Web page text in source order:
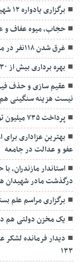
برگزاری یادواره ۱۲ شهید ستاد نماز جمعه و دو امام جمعه فقید شهرستان ساری
حجاب، میوه عفاف
غرق شدن ۱۱۸نفر در مازندران/ توصيه هايی برای پيشگيری از غرق شدن
بهره برداری بیش از ۱۳۰ طرح ویژه مددجویان بهزیستی در مازندران
عقیم سازی و حذف
نیست هزینه سنگینی
پرداخت ۷۳۵ میلیون تومان تسهیلات اشتغال زایی در شهرستان تنکابن
بهترین عزاداری
عفو و عدالت در جامعه
استاندار
درگذشت مادر شهیدان
برگزاری مراسم علم
یک مخزن دولتی هم
۱۳۳